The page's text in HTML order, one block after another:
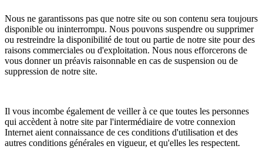
Nous ne garantissons pas que notre site ou son contenu sera toujours
disponible ou ininterrompu. Nous pouvons suspendre ou supprimer
ou restreindre la disponibilité de tout ou partie de notre site pour des
raisons commerciales ou d'exploitation. Nous nous efforcerons de
vous donner un préavis raisonnable en cas de suspension ou de
suppression de notre site.
Il vous incombe également de veiller à ce que toutes les personnes
qui accèdent à notre site par l'intermédiaire de votre connexion
Internet aient connaissance de ces conditions d'utilisation et des
autres conditions générales en vigueur, et qu'elles les respectent.